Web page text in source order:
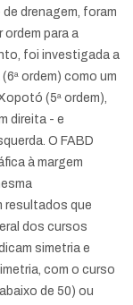
drenagem, foram
para a
foi investigada a
ordem) como um
(5ª ordem),
direita - e
O FABD
à margem
resultados que
dos cursos
simetria e
com o curso
de 50) ou